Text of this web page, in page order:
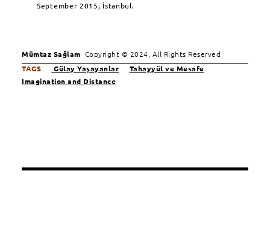
September 2015, İstanbul.
Mümtaz Sağlam Copyright © 2024, All Rights Reserved
TAGS
Gülay Yaşayanlar
Tahayyül ve Mesafe
Imagination and Distance